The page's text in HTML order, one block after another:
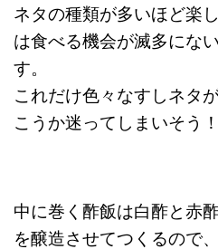
ネタの種類が多いほど楽
は食べる機会が滅多にな
す。
これだけ色々なすしネタ
こうか迷ってしまいそう！
中に巻く酢飯は白酢と赤
を醸造させてつくるので